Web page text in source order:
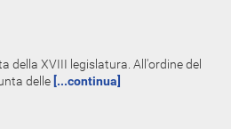
della XVIII legislatura. All'ordine del
delle [...continua]